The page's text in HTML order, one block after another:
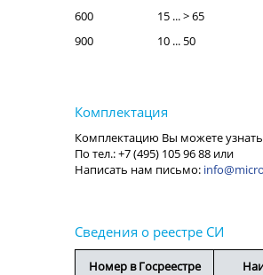
600 15 ... > 65
900 10 ... 50
Номер в Госреестре